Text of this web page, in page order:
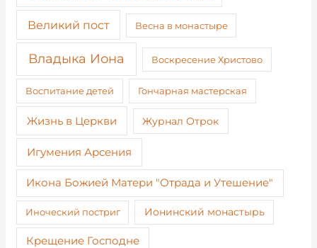
Великий пост Весна в монастыре
Владыка Иона Воскресение Христово
Воспитание детей Гончарная мастерская
Жизнь в Церкви Журнал Отрок
Игумения Арсения
Икона Божией Матери "Отрада и Утешение"
Иноческий постриг Ионинский монастырь
Крещение Господне